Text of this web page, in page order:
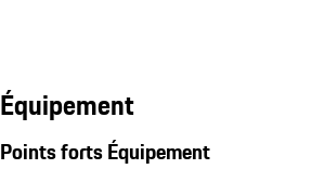
Heure du test
Équipement
Points forts Équipement